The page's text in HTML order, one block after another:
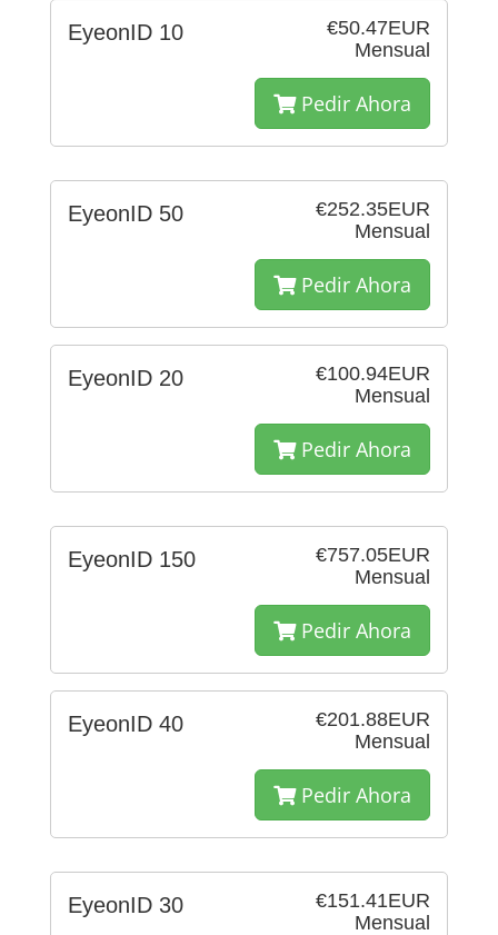
€50.47EUR
Mensual
EyeonID 10
Pedir Ahora
€252.35EUR
Mensual
EyeonID 50
Pedir Ahora
€100.94EUR
Mensual
EyeonID 20
Pedir Ahora
€757.05EUR
Mensual
EyeonID 150
Pedir Ahora
€201.88EUR
Mensual
EyeonID 40
Pedir Ahora
€151.41EUR
Mensual
EyeonID 30